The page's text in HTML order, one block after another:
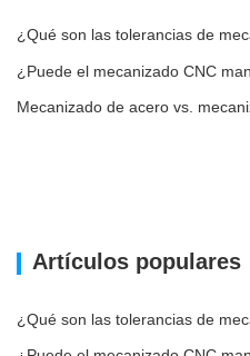
Artículos populares